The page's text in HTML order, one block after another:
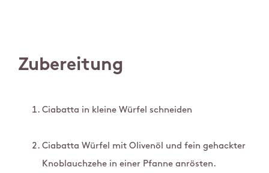
Zubereitung
Ciabatta in kleine Würfel schneiden
Ciabatta Würfel mit Olivenöl und fein gehackter
Knoblauchzehe in einer Pfanne anrösten.